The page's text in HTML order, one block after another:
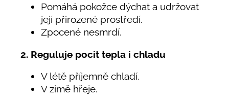
Pomáhá pokožce dýchat a udržovat
její přirozené prostředí.
Zpocené nesmrdí.
2. Reguluje pocit tepla i chladu
V létě příjemně chladí.
V zimě hřeje.